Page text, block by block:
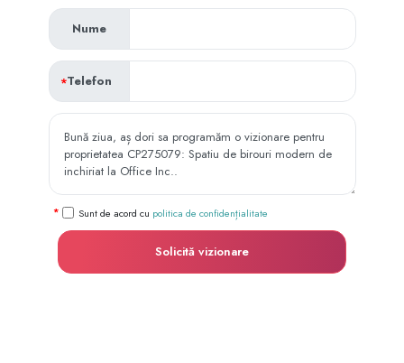
Nume
Telefon
Sunt de acord cu politica de confidențialitate
Solicită vizionare